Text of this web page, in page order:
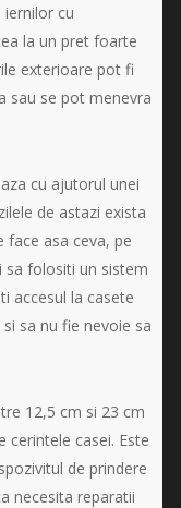
cu
la un pret foarte
exterioare pot fi
sau se pot menevra
cu ajutorul unei
de astazi exista
face asa ceva, pe
folositi un sistem
accesul la casete
sa nu fie nevoie sa
12,5 cm si 23 cm
cerintele casei. Este
de prindere
necesita reparatii